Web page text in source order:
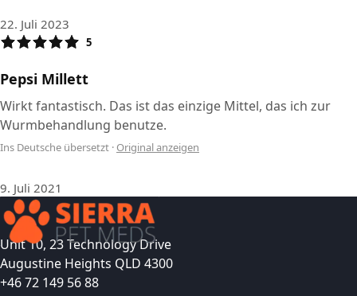
22. Juli 2023
5
Pepsi Millett
Wirkt fantastisch. Das ist das einzige Mittel, das ich zur
Wurmbehandlung benutze.
Ins Deutsche übersetzt · Original anzeigen
9. Juli 2021
Unit 10, 23 Technology Drive
Augustine Heights QLD 4300
+46 72 149 56 88